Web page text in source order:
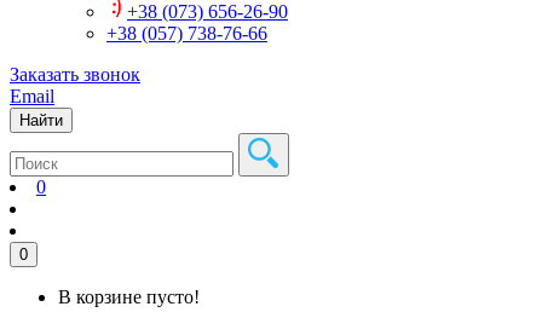
+38 (073) 656-26-90
+38 (057) 738-76-66
Заказать звонок
Email
Найти
0
0
В корзине пусто!